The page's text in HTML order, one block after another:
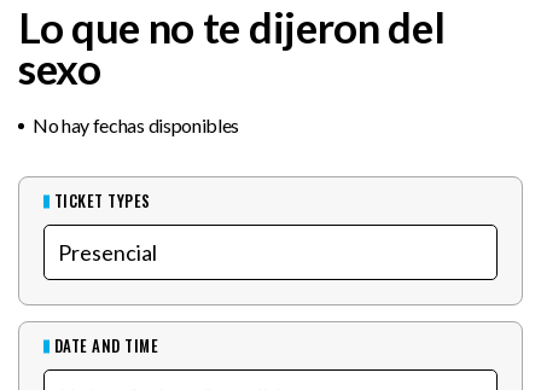
Lo que no te dijeron del
sexo
No hay fechas disponibles
TICKET TYPES
DATE AND TIME